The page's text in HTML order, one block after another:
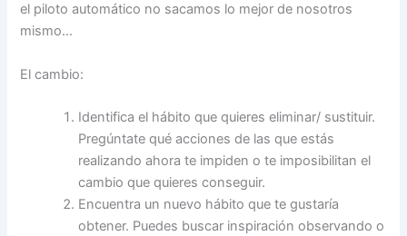
el piloto automático no sacamos lo mejor de nosotros
mismo…
El cambio:
Identifica el hábito que quieres eliminar/ sustituir.
Pregúntate qué acciones de las que estás
realizando ahora te impiden o te imposibilitan el
cambio que quieres conseguir.
Encuentra un nuevo hábito que te gustaría
obtener. Puedes buscar inspiración observando o